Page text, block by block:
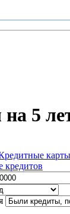
5
карты
кредитов